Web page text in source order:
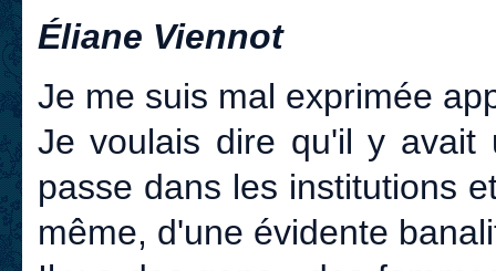
Éliane Viennot
Je me suis mal exprimée
Je voulais dire qu'il y
passe dans les institutions
même, d'une évidente